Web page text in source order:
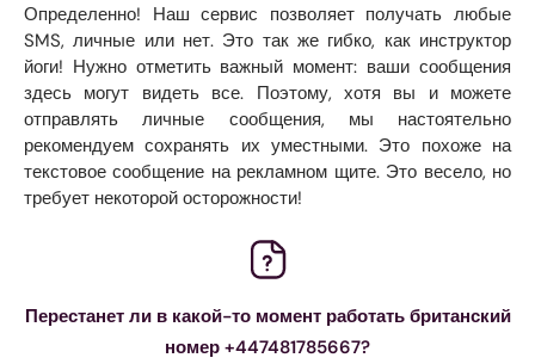
Определенно! Наш сервис позволяет получать любые
SMS, личные или нет. Это так же гибко, как инструктор
йоги! Нужно отметить важный момент: ваши сообщения
здесь могут видеть все. Поэтому, хотя вы и можете
отправлять личные сообщения, мы настоятельно
рекомендуем сохранять их уместными. Это похоже на
текстовое сообщение на рекламном щите. Это весело, но
требует некоторой осторожности!
Перестанет ли в какой-то момент работать британский
номер +447481785667?